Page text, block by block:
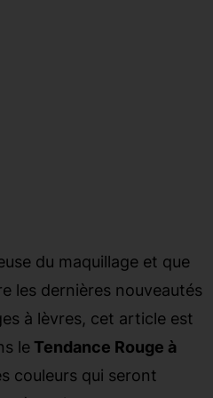
du maquillage et que
les dernières nouveautés
à lèvres, cet article est
le Tendance Rouge à
couleurs qui seront